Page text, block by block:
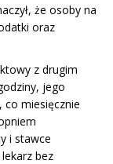
że osoby na
oraz
z drugim
jego
co miesięcznie
i stawce
bez